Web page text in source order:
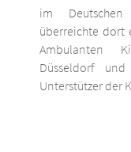
im
überreichte dort
Ambulanten
Düsseldorf
Unterstützer der